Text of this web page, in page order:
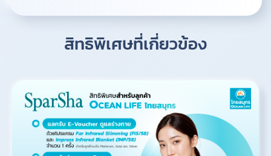
สิทธิพิเศษที่เกี่ยวข้อง